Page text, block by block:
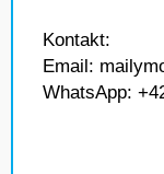
Kontakt:
Email:
WhatsApp: